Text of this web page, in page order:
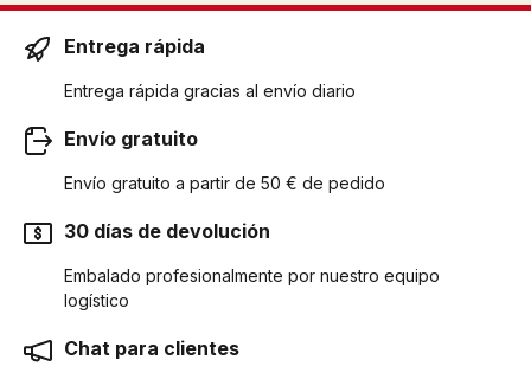
Entrega rápida
Entrega rápida gracias al envío diario
Envío gratuito
Envío gratuito a partir de 50 € de pedido
30 días de devolución
Embalado profesionalmente por nuestro equipo
logístico
Chat para clientes